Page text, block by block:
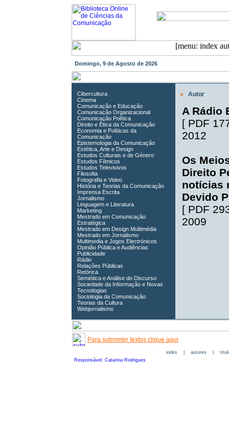
Domingo, 9 de Agosto de 2026
Cibercultura
Cinema
Comunicação e Educação
Comunicação Organizacional
Comunicação Política
Direito e Ética da Comunicação
Economia e Políticas da
Comunicação
Epistemologia da Comunicação
Estética, Arte e Design
Estudos Culturais e de Género
Estudos Fílmicos
Estudos Televisivos
Filosofia
Fotografia e Video
História e Teorias da Comunicação
Imprensa Escrita
Jornalismo
Linguagem e Literatura
Marketing
Mestrado em Comunicação
Estratégica
Mestrado em Design Multimédia
Mestrado em Jornalismo
Multimedia e Jogos Electrónicos
Opinião Pública e Audiências
Publicidade
Rádio
Relações Públicas
Retórica
Semiótica e Análise do Discurso
Sociedade da Informação e Novas
Tecnologias
Sociologia da Comunicação
Teorias da Cultura
Webjornalismo
» Autor
A Rádio
[ PDF
2012
Os
Direito
notícias
Devido
[ PDF
2009
Para submeter textos clique aqui
index| autores|